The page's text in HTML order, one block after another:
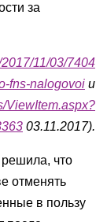
за
11/03/7404
fns-nalogovoi и
ViewItem.aspx?
03.11.2017).
что
отменять
в пользу